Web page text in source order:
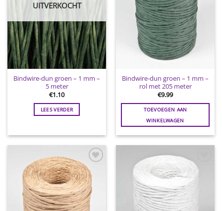
UITVERKOCHT
Bindwire-dun groen – 1 mm –
5 meter
€1.10
LEES VERDER
Bindwire-dun groen – 1 mm –
rol met 205 meter
€9.99
TOEVOEGEN AAN
WINKELWAGEN
Toevoegen
aan
wenslijst
Toevoegen
aan
wenslijst